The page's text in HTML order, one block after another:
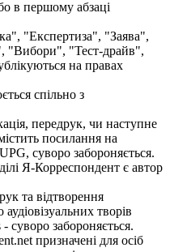
в першому абзаці
"Експертиза", "Заява",
"Вибори", "Тест-драйв",
на правах
спільно з
передрук, чи наступне
посилання на
суворо забороняється.
Я-Корреспондент є автор
та відтворення
творів
суворо забороняється.
призначені для осіб